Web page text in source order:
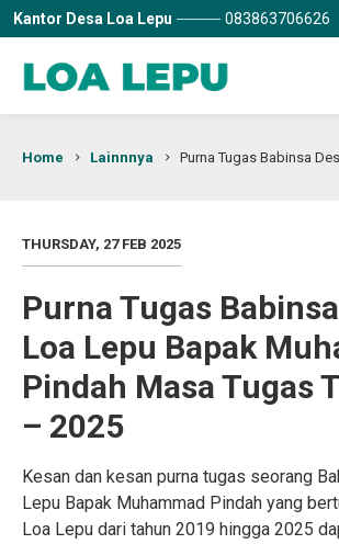
Kantor Desa Loa Lepu 083863706626
Home Lainnnya Purna Tugas Babinsa
THURSDAY, 27 FEB 2025
Purna Tugas
Loa Lepu Bapak
Pindah Masa Tugas
– 2025
Kesan dan kesan purna tugas seorang
Lepu Bapak Muhammad Pindah yang
Loa Lepu dari tahun 2019 hingga 2025